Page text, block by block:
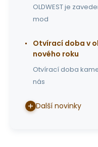
OLDWEST je
mod
Otvírací doba v
nového roku
Otvírací doba
nás
Další novinky